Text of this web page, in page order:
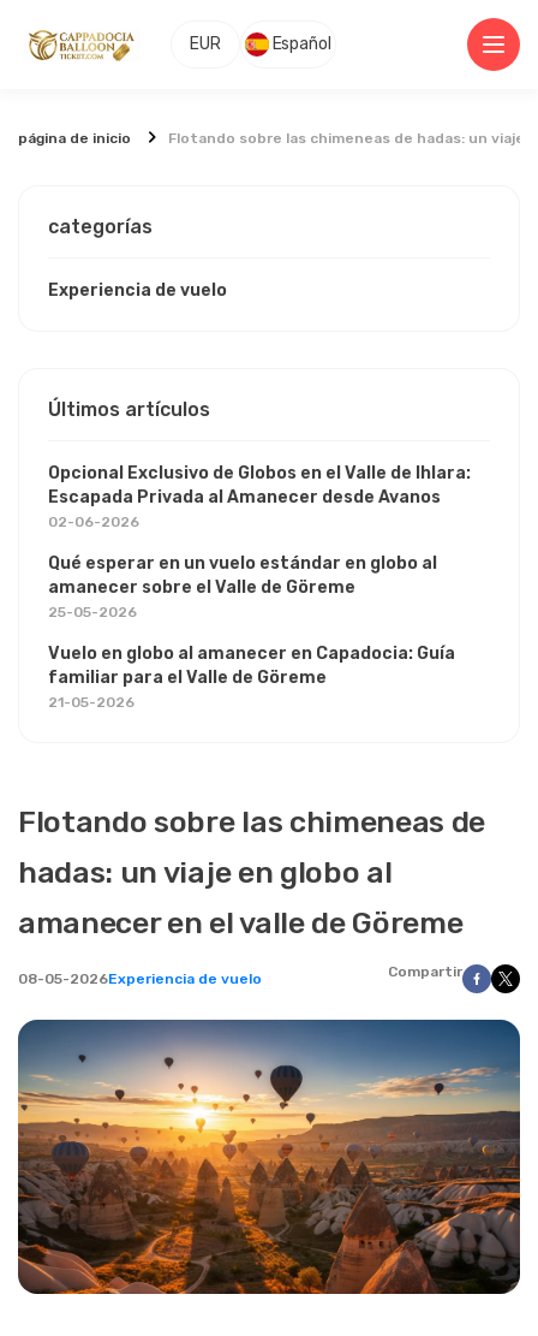
EUR Español
página de inicio Flotando sobre las chimeneas de hadas: un viaje
Flotando sobre las chimeneas de
hadas: un viaje en globo al
amanecer en el valle de Göreme
08-05-2026Experiencia de vuelo Compartir
categorías
Experiencia de vuelo
Últimos artículos
Opcional Exclusivo de Globos en el Valle de Ihlara:
Escapada Privada al Amanecer desde Avanos
02-06-2026
Qué esperar en un vuelo estándar en globo al
amanecer sobre el Valle de Göreme
25-05-2026
Vuelo en globo al amanecer en Capadocia: Guía
familiar para el Valle de Göreme
21-05-2026